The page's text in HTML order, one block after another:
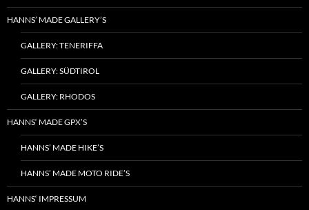
HANNS’ MADE GALLERY’S
GALLERY: TENERIFFA
GALLERY: SÜDTIROL
GALLERY: RHODOS
HANNS‘ MADE GPX’S
HANNS’ MADE HIKE’S
HANNS’ MADE MOTO RIDE’S
HANNS‘ IMPRESSUM